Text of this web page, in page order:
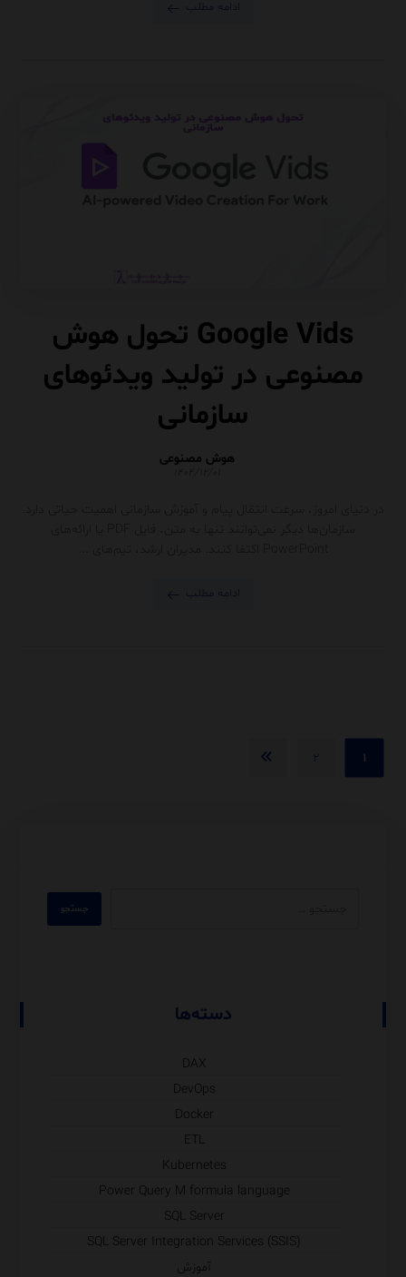
ادامه مطلب
Google Vids تحول هوش
مصنوعی در تولید ویدئوهای
سازمانی
هوش مصنوعی
ادامه مطلب
۱ ۲
دسته‌ها
DAX
DevOps
Docker
ETL
Kubernetes
Power Query M formula language
SQL Server
SQL Server Integration Services (SSIS)
آموزش